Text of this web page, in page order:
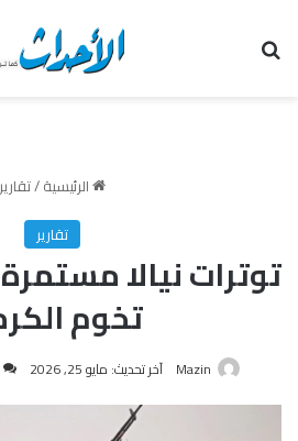
الرئيسية/تقارير
تقارير
توترات نيالا
تخوم
Mazin آخر تحديث: مايو 25, 2026